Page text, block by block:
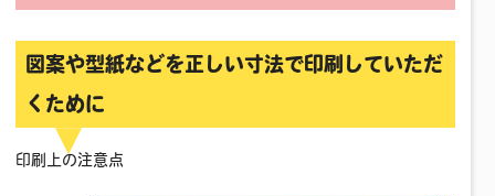
図案や型紙などを正しい寸法で印刷していただ
くために
印刷上の注意点